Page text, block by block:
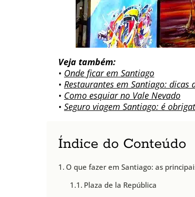
Veja também:
• Onde ficar em Santiago
• Restaurantes em Santiago: dicas
• Como esquiar no Vale Nevado
• Seguro viagem Santiago: é
Índice do Conteúdo
O que fazer em Santiago: as
Plaza de la República